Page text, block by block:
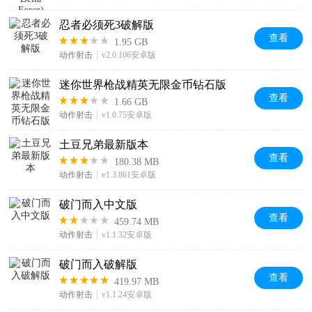
忍者必须死3破解版
1.95 GB
动作射击 v2.0.106安卓版
查看
迷你世界枪战精英无限金币钻石版
1.66 GB
动作射击 v1.0.75安卓版
查看
土豆兄弟最新版本
180.38 MB
动作射击 v1.3.861安卓版
查看
破门而入中文版
459.74 MB
动作射击 v1.1.32安卓版
查看
破门而入破解版
419.97 MB
动作射击 v1.1.24安卓版
查看